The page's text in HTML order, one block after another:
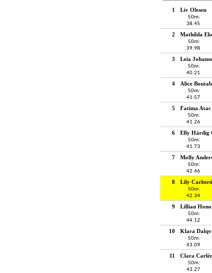
1 Liv Olesen
50m:
38.45
2 Mathilda
50m:
39.98
3 Leia
50m:
40.21
4 Alice
50m:
41.57
5 Fatima Atac
50m:
41.26
6 Elly Härdig
50m:
41.73
7 Molly
50m:
42.46
8 Lily
50m:
42.34
9 Lillian
50m:
44.12
10 Klara
50m:
43.09
11 Clara
50m:
43.27